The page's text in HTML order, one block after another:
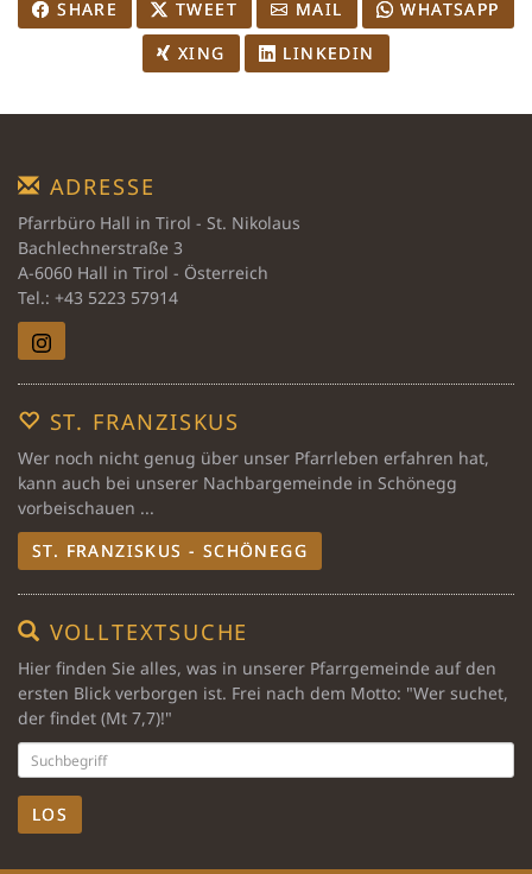
SHARE TWEET MAIL
WHATSAPP
XING
LINKEDIN
ADRESSE
Pfarrbüro Hall in Tirol - St. Nikolaus
Bachlechnerstraße 3
A-6060 Hall in Tirol - Österreich
Tel.: +43 5223 57914
ST. FRANZISKUS
Wer noch nicht genug über unser Pfarrleben erfahren hat,
kann auch bei unserer Nachbargemeinde in Schönegg
vorbeischauen ...
ST. FRANZISKUS - SCHÖNEGG
VOLLTEXTSUCHE
Hier finden Sie alles, was in unserer Pfarrgemeinde auf den
ersten Blick verborgen ist. Frei nach dem Motto: "Wer suchet,
der findet (Mt 7,7)!"
LOS